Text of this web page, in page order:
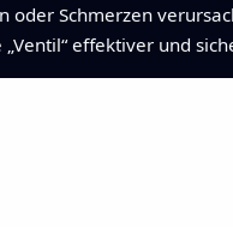
Schmerzen
effektiver und